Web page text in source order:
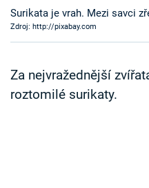
Sledujte prima+
Surikata je vrah. Mezi savci
Zdroj: http://pixabay.com
Za nejvražednější
roztomilé surikaty.